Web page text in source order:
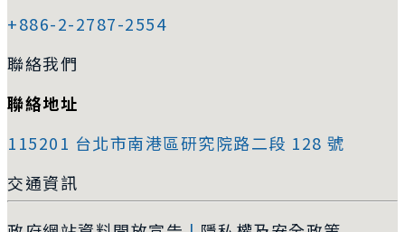
+886-2-2787-2554
聯絡我們
聯絡地址
115201 台北市南港區研究院路二段 128 號
交通資訊